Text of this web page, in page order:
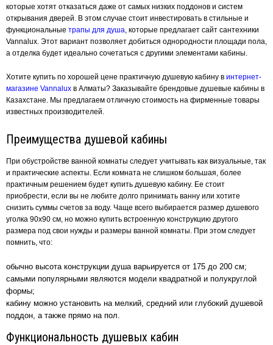
которые хотят отказаться даже от самых низких поддонов и систем
открывания дверей. В этом случае стоит инвестировать в стильные и
функциональные трапы для душа, которые предлагает сайт сантехники
Vannalux. Этот вариант позволяет добиться однородности площади пола,
а отделка будет идеально сочетаться с другими элементами кабины.
Хотите купить по хорошей цене практичную душевую кабину в интернет-
магазине Vannaluxв Алматы? Заказывайте брендовые душевые кабины в
Казахстане. Мы предлагаем отличную стоимость на фирменные товары
известных производителей.
Преимущества душевой кабины
При обустройстве ванной комнаты следует учитывать как визуальные, так
и практические аспекты. Если комната не слишком большая, более
практичным решением будет купить душевую кабину. Ее стоит
приобрести, если вы не любите долго принимать ванну или хотите
снизить суммы счетов за воду. Чаще всего выбирается размер душевого
уголка 90х90 см, но можно купить встроенную конструкцию другого
размера под свои нужды и размеры ванной комнаты. При этом следует
помнить, что:
обычно высота конструкции душа варьируется от 175 до 200 см;
самыми популярными являются модели квадратной и полукруглой
формы;
кабину можно установить на мелкий, средний или глубокий душевой
поддон, а также прямо на пол.
Функциональность душевых кабин